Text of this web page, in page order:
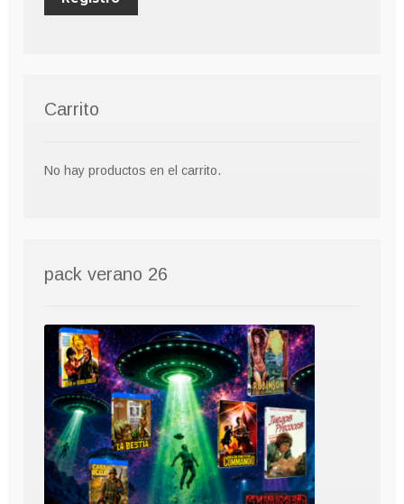
Carrito
No hay productos en el carrito.
pack verano 26